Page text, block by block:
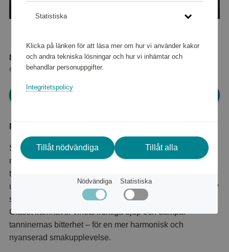
84 320 poäng
eller
1 054 kr
Produktbeskrivning
Spiegelau Definition Bordeaux är utvecklat för
medelfylliga till fylliga, komplexa rödviner med hög
tanninstruktur. Den generösa kupan ger vinet utrymme att
utveckla sin fulla bouquet, samtidigt som formen rundar av
strävhet och skapar balans mellan kraft, frukt och struktur.
Glaset framhäver vinets fruktiga djup och dämpar
tanninernas bitterhet – för en mer harmonisk och
nyanserad smakupplevelse.
Statistiska
Klicka på länken för att läsa mer om hur vi använder kakor
och andra tekniska lösningar och hur vi inhämtar och
behandlar personuppgifter.
Integritetspolicy
Tillåt nödvändiga Tillåt alla
Nödvändiga Statistiska